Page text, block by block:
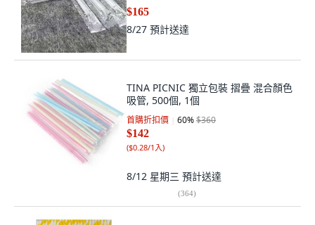
$165
8/27 預計送達
TINA PICNIC 獨立包裝 摺疊 混合顏色
吸管, 500個, 1個
首購折扣價 60%$360
$142
($0.28/1入)
8/12 星期三 預計送達
(364)